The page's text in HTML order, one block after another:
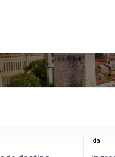
Ida